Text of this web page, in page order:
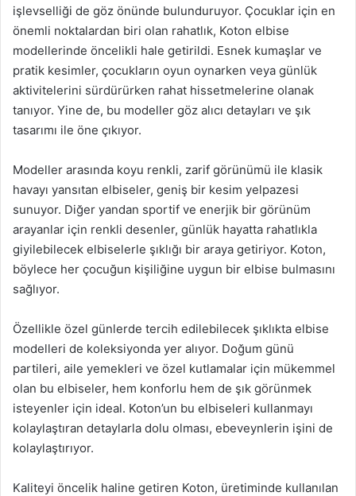
işlevselliği de göz önünde bulunduruyor. Çocuklar için en
önemli noktalardan biri olan rahatlık, Koton elbise
modellerinde öncelikli hale getirildi. Esnek kumaşlar ve
pratik kesimler, çocukların oyun oynarken veya günlük
aktivitelerini sürdürürken rahat hissetmelerine olanak
tanıyor. Yine de, bu modeller göz alıcı detayları ve şık
tasarımı ile öne çıkıyor.
Modeller arasında koyu renkli, zarif görünümü ile klasik
havayı yansıtan elbiseler, geniş bir kesim yelpazesi
sunuyor. Diğer yandan sportif ve enerjik bir görünüm
arayanlar için renkli desenler, günlük hayatta rahatlıkla
giyilebilecek elbiselerle şıklığı bir araya getiriyor. Koton,
böylece her çocuğun kişiliğine uygun bir elbise bulmasını
sağlıyor.
Özellikle özel günlerde tercih edilebilecek şıklıkta elbise
modelleri de koleksiyonda yer alıyor. Doğum günü
partileri, aile yemekleri ve özel kutlamalar için mükemmel
olan bu elbiseler, hem konforlu hem de şık görünmek
isteyenler için ideal. Koton’un bu elbiseleri kullanmayı
kolaylaştıran detaylarla dolu olması, ebeveynlerin işini de
kolaylaştırıyor.
Kaliteyi öncelik haline getiren Koton, üretiminde kullanılan